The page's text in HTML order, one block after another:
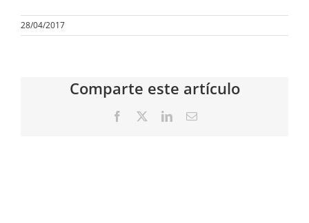
28/04/2017
Comparte este artículo
Facebook LinkedInCorreo